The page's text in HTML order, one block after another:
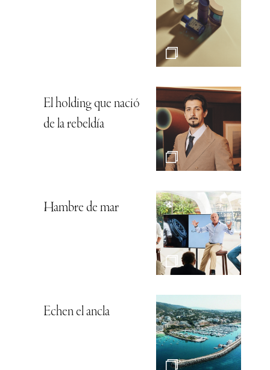
El holding que nació
de la rebeldía
Hambre de mar
Echen el ancla